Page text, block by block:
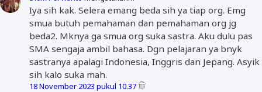
Iya sih kak. Selera emang beda sih ya tiap org. Emg
smua butuh pemahaman dan pemahaman org jg
beda2. Mknya ga smua org suka sastra. Aku dulu pas
SMA sengaja ambil bahasa. Dgn pelajaran ya bnyk
sastranya apalagi Indonesia, Inggris dan Jepang. Asyik
sih kalo suka mah.
18 November 2023 pukul 10.37